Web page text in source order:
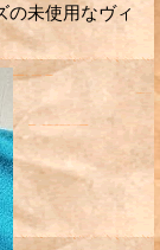
の未使用なヴィ